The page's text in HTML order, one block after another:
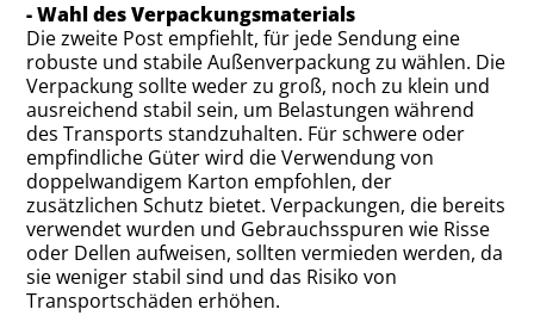
- Wahl des Verpackungsmaterials
Die zweite Post empfiehlt, für jede Sendung eine
robuste und stabile Außenverpackung zu wählen. Die
Verpackung sollte weder zu groß, noch zu klein und
ausreichend stabil sein, um Belastungen während
des Transports standzuhalten. Für schwere oder
empfindliche Güter wird die Verwendung von
doppelwandigem Karton empfohlen, der
zusätzlichen Schutz bietet. Verpackungen, die bereits
verwendet wurden und Gebrauchsspuren wie Risse
oder Dellen aufweisen, sollten vermieden werden, da
sie weniger stabil sind und das Risiko von
Transportschäden erhöhen.